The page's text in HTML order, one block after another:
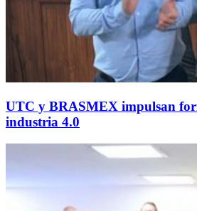
UTC y BRASMEX impulsan
industria 4.0